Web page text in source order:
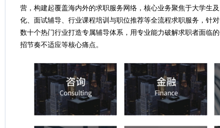
营，构建起覆盖海内外的求职服务网络，核心业务聚焦于大学生
化、面试辅导、行业课程培训与职位推荐等全流程求职服务，针
数十个热门行业打造专属辅导体系，用专业能力破解求职者面临
招节奏不适应等核心痛点。